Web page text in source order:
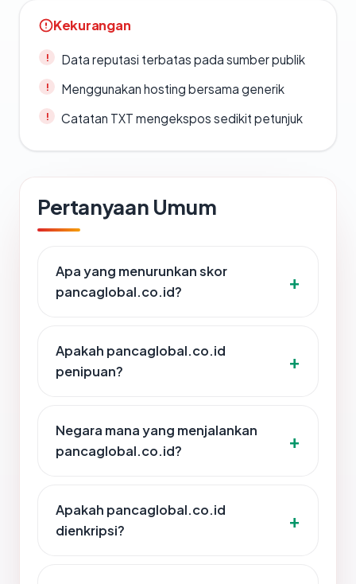
Kekurangan
Data reputasi terbatas pada sumber publik
Menggunakan hosting bersama generik
Catatan TXT mengekspos sedikit petunjuk
Pertanyaan Umum
Apa yang menurunkan skor
pancaglobal.co.id?
Apakah pancaglobal.co.id
penipuan?
Negara mana yang menjalankan
pancaglobal.co.id?
Apakah pancaglobal.co.id
dienkripsi?